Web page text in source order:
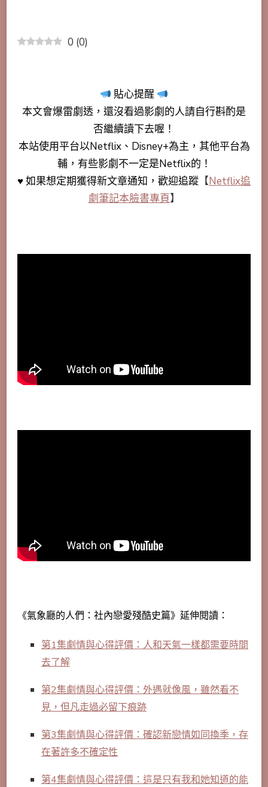
0 (0)
貼心提醒
本文會爆雷劇透 ，還沒看過影劇的人請自行斟酌是
否繼續讀下去喔！
本站使用平台以Netflix、Disney+為主，其他平台為
輔，有些影劇不一定是Netflix的！
♥ 如果想定期獲得新文章通知，歡迎追蹤 【Netflix追
劇筆記本臉書專頁】
《氣象廳的人們：社內戀愛殘酷史篇》延伸閱讀：
第1集劇情與心得評價：人和天氣一樣都需要時間
去了解
第2集劇情與心得評價：外遇就像風，雖然看不
見，但凡走過必留下痕跡
第3集劇情與心得評價：確認新戀情如同換季，存
在著許多不確定性
第4集劇情與心得評價：這是只有我和她知道的能